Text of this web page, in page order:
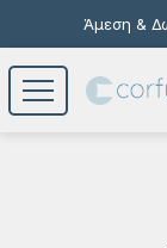
Άμεση &